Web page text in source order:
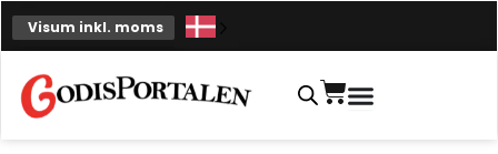
Spring
til
Visum inkl. moms
Indkøbskurv